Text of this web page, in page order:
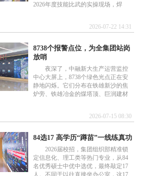
2026年度技能比武的实操现场，焊
2026-07-22 14:31
8738个报警点位，为全集团站岗
放哨
夜深了，中融新大生产运营监控
中心大屏上，8738个绿色光点正在安
静地闪烁。它们分布在铁雄新沙的焦
炉旁、铁雄冶金的煤塔顶、巨润建材
2026-07-15 08:30
84选17 高学历“蹲苗”一线练真功
2026届校招，集团组织部精准锁
定信息化、理工类等热门专业，从84
名优秀硕士中优中选优，最终敲定17
人。不同于以往直接坐办公室，这17